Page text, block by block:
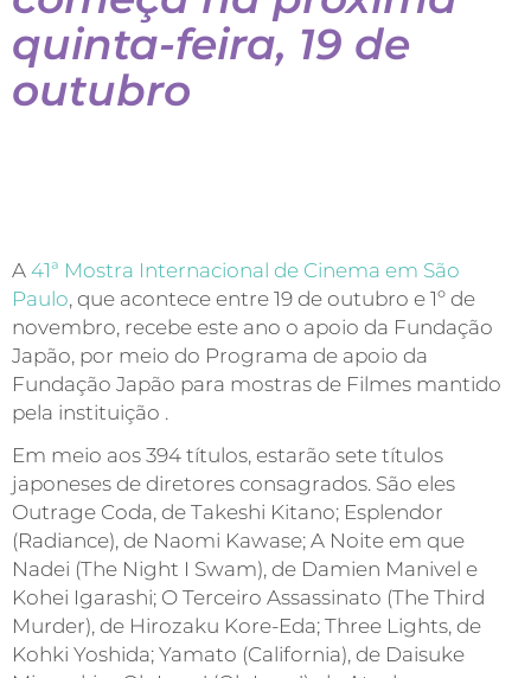
quinta-feira, 19 de
outubro
A 41ª Mostra Internacional de Cinema em São
Paulo, que acontece entre 19 de outubro e 1º de
novembro, recebe este ano o apoio da Fundação
Japão, por meio do Programa de apoio da
Fundação Japão para mostras de Filmes mantido
pela instituição .
Em meio aos 394 títulos, estarão sete títulos
japoneses de diretores consagrados. São eles
Outrage Coda, de Takeshi Kitano; Esplendor
(Radiance), de Naomi Kawase; A Noite em que
Nadei (The Night I Swam), de Damien Manivel e
Kohei Igarashi; O Terceiro Assassinato (The Third
Murder), de Hirozaku Kore-Eda; Three Lights, de
Kohki Yoshida; Yamato (California), de Daisuke